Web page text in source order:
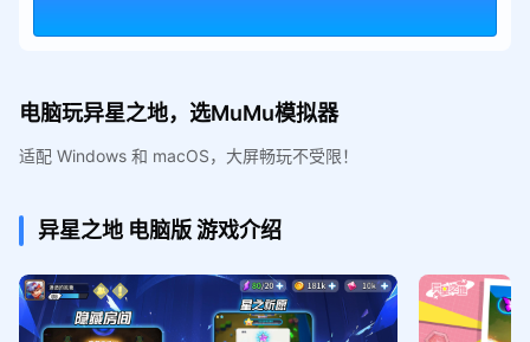
电脑玩异星之地，选MuMu模拟器
适配 Windows 和 macOS，大屏畅玩不受限！
异星之地 电脑版游戏介绍